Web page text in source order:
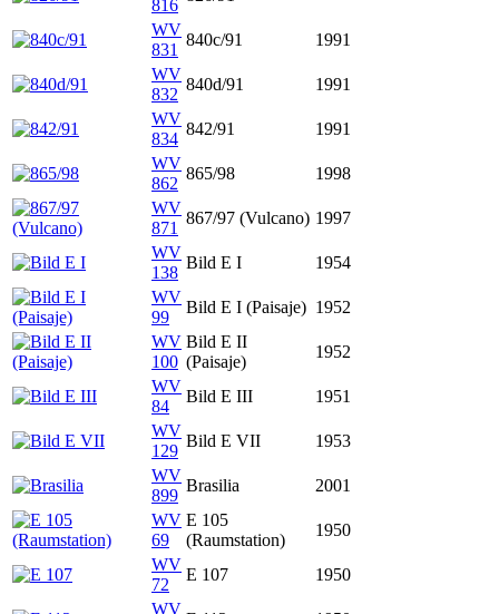
816
WV
831
840c/91
1991
WV
832
840d/91
1991
WV
834
842/91
1991
WV
862
865/98
1998
WV
871
867/97 (Vulcano) 1997
WV
138
Bild E I
1954
WV
99
Bild E I (Paisaje) 1952
WV
100
Bild E II
(Paisaje)
1952
WV
84
Bild E III
1951
WV
129
Bild E VII
1953
WV
899
Brasilia
2001
WV
69
E 105
(Raumstation)
1950
WV
72
E 107
1950
WV